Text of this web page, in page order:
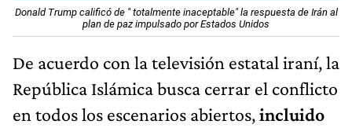
Donald Trump calificó de " totalmente inaceptable" la respuesta de Irán al
plan de paz impulsado por Estados Unidos
De acuerdo con la televisión estatal iraní, la
República Islámica busca cerrar el conflicto
en todos los escenarios abiertos,incluido